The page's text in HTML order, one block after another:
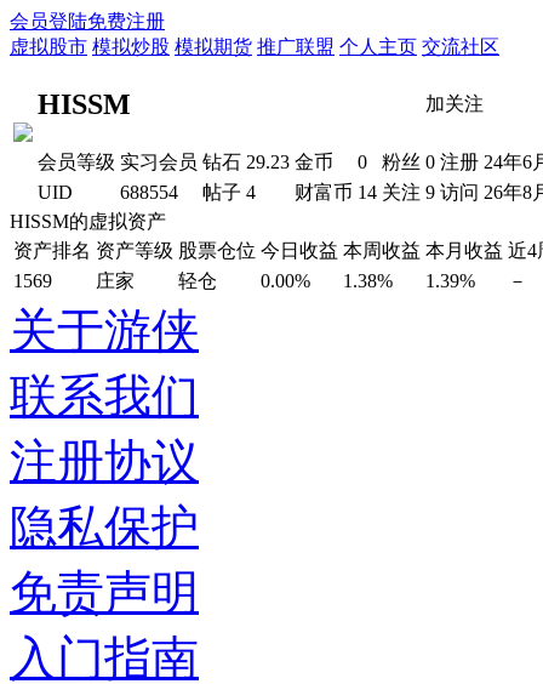
会员登陆免费注册
虚拟股市 模拟炒股 模拟期货 推广联盟 个人主页 交流社区
HISSM 加关注
会员等级 实习会员 钻石 29.23 金币 0 粉丝 0 注册 24年6
UID
688554 帖子 4 财富币 14 关注 9 访问 26年8
HISSM的虚拟资产
资产排名 资产等级 股票仓位 今日收益 本周收益 本月收益 近4
1569
庄家 轻仓 0.00% 1.38% 1.39% －
关于游侠
联系我们
注册协议
隐私保护
免责声明
入门指南